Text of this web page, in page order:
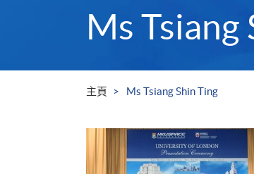
Ms Tsiang
主頁 Ms Tsiang Shin Ting